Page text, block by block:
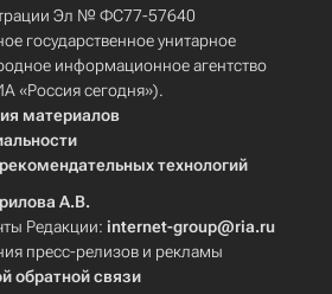
Эл № ФС77-57640
государственное унитарное
информационное агентство
«Россия сегодня»).
материалов
технологий
А.В.
Редакции: internet-group@ria.ru
пресс-релизов и рекламы
обратной связи